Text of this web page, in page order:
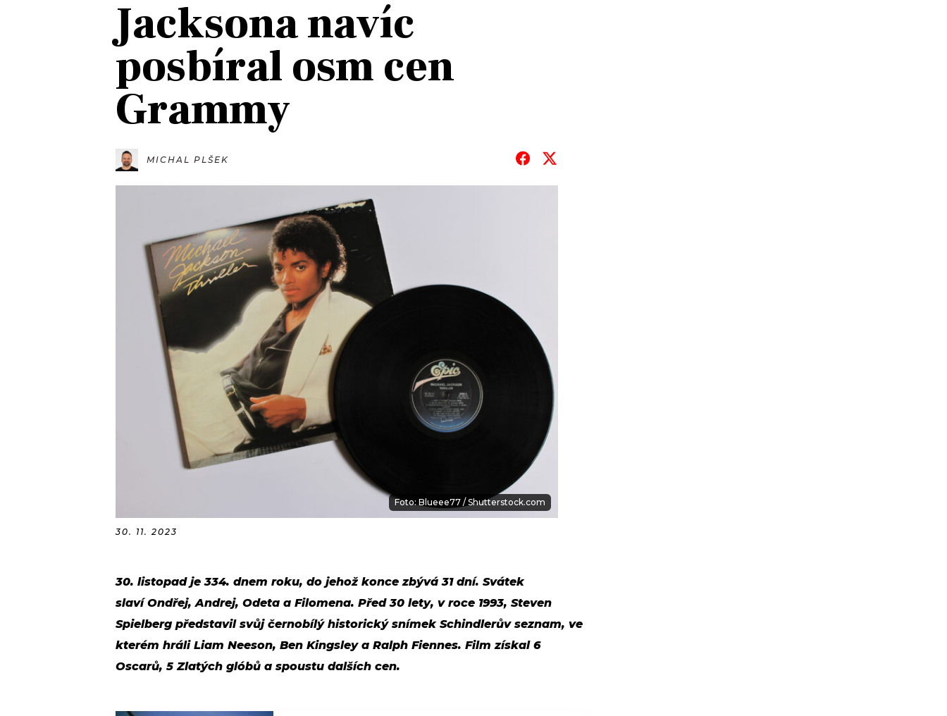
JAK NALADIT
RÁDIO
APLIKACE
PROGRAM
JAK NALADIT
Jacksona navíc
posbíral osm cen
Grammy
MICHAL PLŠEK
Foto: Blueee77 / Shutterstock.com
30. 11. 2023
30. listopad je 334. dnem roku, do jehož konce zbývá 31 dní. Svátek
slaví Ondřej, Andrej, Odeta a Filomena. Před 30 lety, v roce 1993, Steven
Spielberg představil svůj černobílý historický snímek Schindlerův seznam, ve
kterém hráli Liam Neeson, Ben Kingsley a Ralph Fiennes. Film získal 6
Oscarů, 5 Zlatých glóbů a spoustu dalších cen.